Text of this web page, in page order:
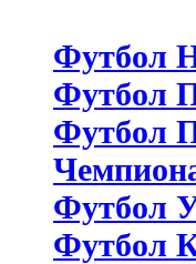
Футбол
Футбол
Футбол
Футбол
Футбол